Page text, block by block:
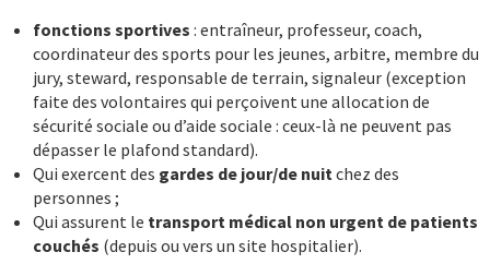
fonctions sportives : entraîneur, professeur, coach,
coordinateur des sports pour les jeunes, arbitre, membre du
jury, steward, responsable de terrain, signaleur (exception
faite des volontaires qui perçoivent une allocation de
sécurité sociale ou d’aide sociale : ceux-là ne peuvent pas
dépasser le plafond standard).
Qui exercent des gardes de jour/de nuitchez des
personnes ;
Qui assurent le transport médical non urgent de patients
couchés (depuis ou vers un site hospitalier).